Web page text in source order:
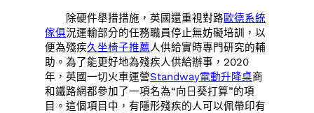
除硬件舉措措施，英國還重視對路歐德系統
傢俱況運輸部分的任務職員停止無妨礙培訓，以
便為殘疾久坐椅子推薦人供給實時專門研究的輔
助。為了能更好地為殘疾人供給辦事，2020
年，英國一切火車運營Standway電動升降桌商
和鐵路網都參加了一項名為“向日葵打算”的項
目。這個項目中，有隱形殘疾的人可以佩帶印有